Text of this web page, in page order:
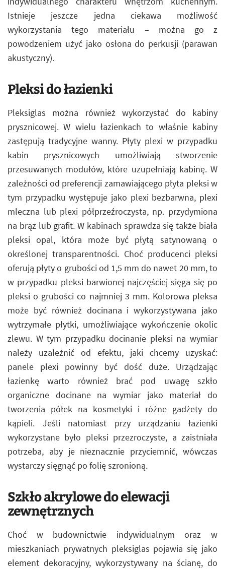
Istnieje jeszcze jedna ciekawa możliwość
wykorzystania tego materiału – można go z
powodzeniem użyć jako osłona do perkusji (parawan
akustyczny).
Pleksi do łazienki
Pleksiglas można również wykorzystać do kabiny
prysznicowej. W wielu łazienkach to właśnie kabiny
zastępują tradycyjne wanny. Płyty plexi w przypadku
kabin prysznicowych umożliwiają stworzenie
przesuwanych modułów, które uzupełniają kabinę. W
zależności od preferencji zamawiającego płyta pleksi w
tym przypadku występuje jako plexi bezbarwna, plexi
mleczna lub plexi półprzeźroczysta, np. przydymiona
na brąz lub grafit. W kabinach sprawdza się także biała
pleksi opal, która może być płytą satynowaną o
określonej transparentności. Choć producenci pleksi
oferują płyty o grubości od 1,5 mm do nawet 20 mm, to
w przypadku pleksi barwionej najczęściej sięga się po
pleksi o grubości co najmniej 3 mm. Kolorowa pleksa
może być również docinana i wykorzystywana jako
wytrzymałe płytki, umożliwiające wykończenie okolic
zlewu. W tym przypadku docinanie pleksi na wymiar
należy uzależnić od efektu, jaki chcemy uzyskać:
panele plexi powinny być dość duże. Urządzając
łazienkę warto również brać pod uwagę szkło
organiczne docinane na wymiar jako materiał do
tworzenia półek na kosmetyki i różne gadżety do
kąpieli. Jeśli natomiast przy urządzaniu łazienki
wykorzystane było pleksi przezroczyste, a zaistniała
potrzeba, aby je nieznacznie przyciemnić, wówczas
wystarczy sięgnąć po folię szronioną.
Szkło akrylowe do elewacji
zewnętrznych
Choć w budownictwie indywidualnym oraz w
mieszkaniach prywatnych pleksiglas pojawia się jako
element dekoracyjny, wykorzystywany na ścianę, do